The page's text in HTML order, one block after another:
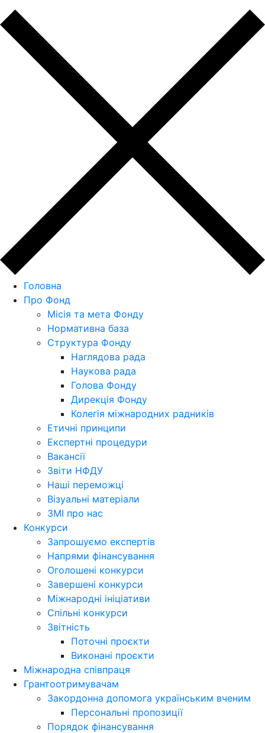
Головна
Про Фонд
Місія та мета Фонду
Нормативна база
Структура Фонду
Наглядова рада
Наукова рада
Голова Фонду
Дирекція Фонду
Колегія міжнародних радників
Етичні принципи
Експертні процедури
Вакансії
Звіти НФДУ
Наші переможці
Візуальні матеріали
ЗМІ про нас
Конкурси
Запрошуємо експертів
Напрями фінансування
Оголошені конкурси
Завершені конкурси
Міжнародні ініціативи
Спільні конкурси
Звітність
Поточні проєкти
Виконані проєкти
Міжнародна співпраця
Грантоотримувачам
Закордонна допомога українським вченим
Персональні пропозиції
Порядок фінансування